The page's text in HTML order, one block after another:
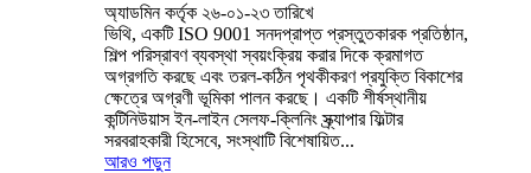
অ্যাডমিন কর্তৃক ২৬-০১-২৩ তারিখে
ভিথি, একটি ISO 9001 সনদপ্রাপ্ত প্রস্তুতকারক প্রতিষ্ঠান,
শিল্প পরিস্রাবণ ব্যবস্থা স্বয়ংক্রিয় করার দিকে ক্রমাগত
অগ্রগতি করছে এবং তরল-কঠিন পৃথকীকরণ প্রযুক্তি বিকাশের
ক্ষেত্রে অগ্রণী ভূমিকা পালন করছে। একটি শীর্ষস্থানীয়
কন্টিনিউয়াস ইন-লাইন সেলফ-ক্লিনিং স্ক্র্যাপার ফিল্টার
সরবরাহকারী হিসেবে, সংস্থাটি বিশেষায়িত...
আরও পড়ুন